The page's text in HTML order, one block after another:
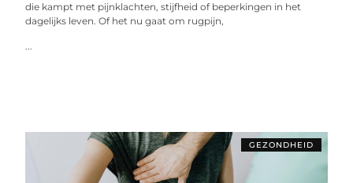
die kampt met pijnklachten, stijfheid of beperkingen in het
dagelijks leven. Of het nu gaat om rugpijn,
...
GEZONDHEID